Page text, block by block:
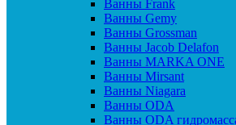
Ванны Frank
Ванны Gemy
Ванны Grossman
Ванны Jacob Delafon
Ванны MARKA ONE
Ванны Mirsant
Ванны Niagara
Ванны ODA
Ванны ODA